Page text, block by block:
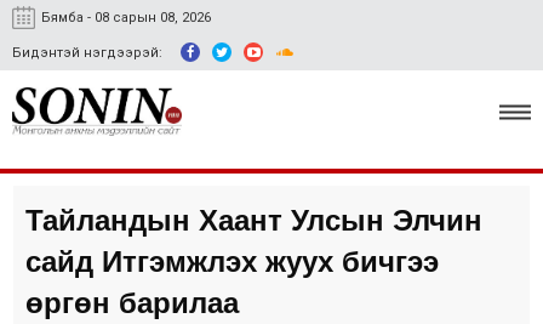
Бямба - 08 сарын 08, 2026
Бидэнтэй нэгдээрэй:
Улс төр, эдийн засаг
Гэмт хэрэг
Тайландын Хаант Улсын Элчин
сайд Итгэмжлэх жуух бичгээ
өргөн барилаа